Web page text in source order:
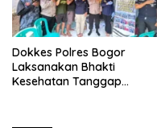
Dokkes Polres Bogor
Laksanakan Bhakti
Kesehatan Tanggap